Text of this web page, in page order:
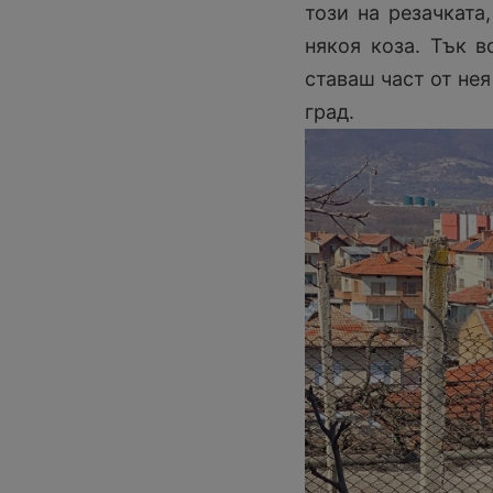
този на
някоя коза. Тък
ставаш част от
град.